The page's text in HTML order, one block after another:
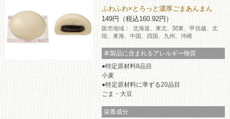
ふわふわ×とろっと濃厚ごまあんまん
149円（税込160.92円）
販売地域：
北海道、東北、関東、甲信越、北
陸、東海、中国、四国、九州、沖縄
本製品に含まれるアレルギー物質
特定原材料8品目
小麦
特定原材料に準ずる20品目
ごま・大豆
栄養成分